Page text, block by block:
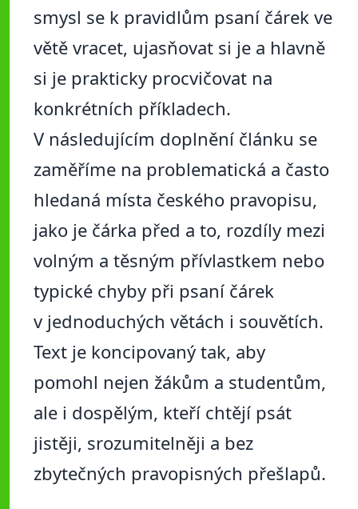
smysl se k pravidlům psaní čárek ve
větě vracet, ujasňovat si je a hlavně
si je prakticky procvičovat na
konkrétních příkladech.
V následujícím doplnění článku se
zaměříme na problematická a často
hledaná místa českého pravopisu,
jako je čárka před a to, rozdíly mezi
volným a těsným přívlastkem nebo
typické chyby při psaní čárek
v jednoduchých větách i souvětích.
Text je koncipovaný tak, aby
pomohl nejen žákům a studentům,
ale i dospělým, kteří chtějí psát
jistěji, srozumitelněji a bez
zbytečných pravopisných přešlapů.